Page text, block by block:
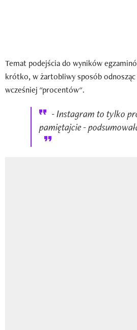
Temat podejścia do wyników
krótko, w żartobliwy sposób
wcześniej "procentów".
- Instagram to tylko
pamiętajcie -